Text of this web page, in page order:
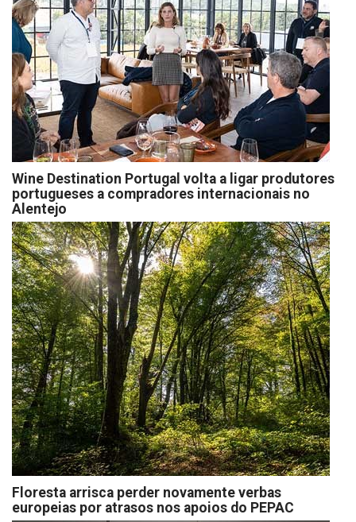
Wine Destination Portugal volta a ligar produtores
portugueses a compradores internacionais no
Alentejo
Floresta arrisca perder novamente verbas
europeias por atrasos nos apoios do PEPAC